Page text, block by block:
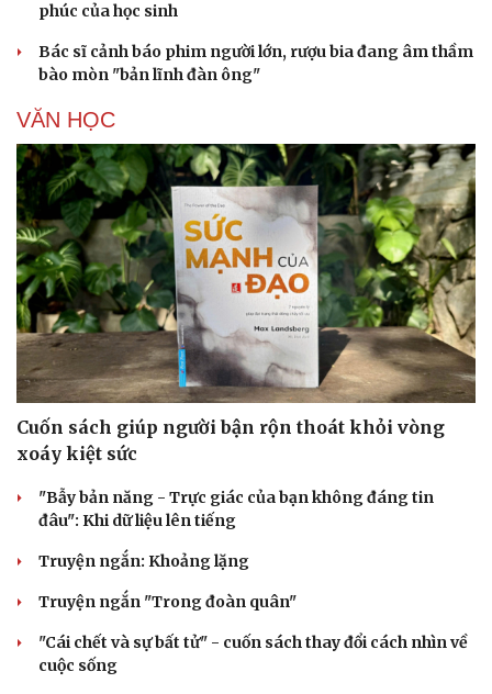
Cải chính
phúc của học sinh
Bác sĩ cảnh báo phim người lớn, rượu bia đang âm thầm
bào mòn "bản lĩnh đàn ông"
VĂN HỌC
Cuốn sách giúp người bận rộn thoát khỏi vòng
xoáy kiệt sức
"Bẫy bản năng - Trực giác của bạn không đáng tin
đâu": Khi dữ liệu lên tiếng
Truyện ngắn: Khoảng lặng
Truyện ngắn "Trong đoàn quân"
"Cái chết và sự bất tử" - cuốn sách thay đổi cách nhìn về
cuộc sống